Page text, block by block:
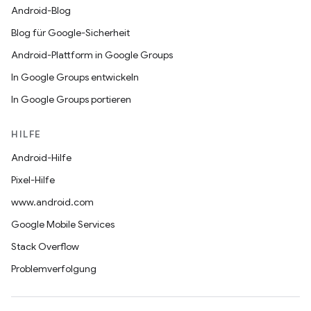
Android-Blog
Blog für Google-Sicherheit
Android-Plattform in Google Groups
In Google Groups entwickeln
In Google Groups portieren
HILFE
Android-Hilfe
Pixel-Hilfe
www.android.com
Google Mobile Services
Stack Overflow
Problemverfolgung